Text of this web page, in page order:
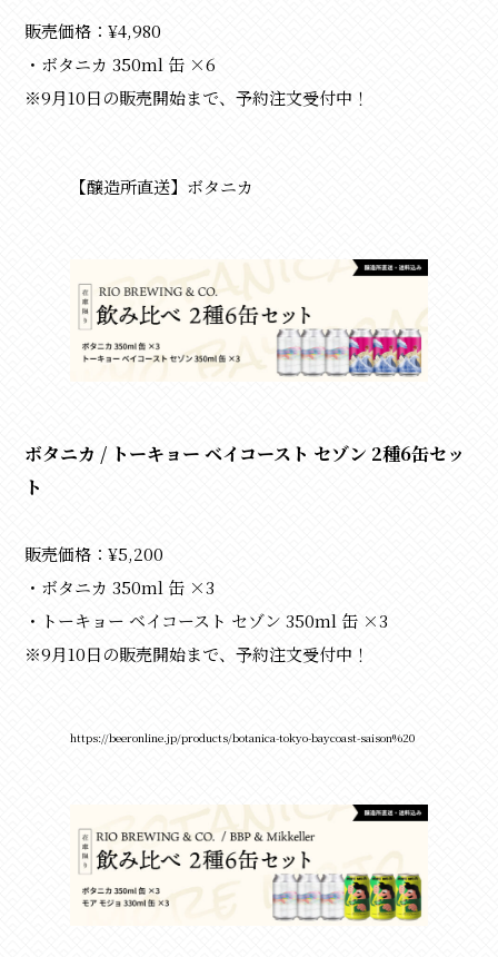
販売価格：¥4,980
・ボタニカ 350ml 缶 ×6
※9月10日の販売開始まで、予約注文受付中！
【醸造所直送】ボタニカ
ボタニカ / トーキョー ベイコースト セゾン 2種6缶セッ
ト
販売価格：¥5,200
・ボタニカ 350ml 缶 ×3
・トーキョー ベイコースト セゾン 350ml 缶 ×3
※9月10日の販売開始まで、予約注文受付中！
https://beeronline.jp/products/botanica-tokyo-baycoast-saison%20